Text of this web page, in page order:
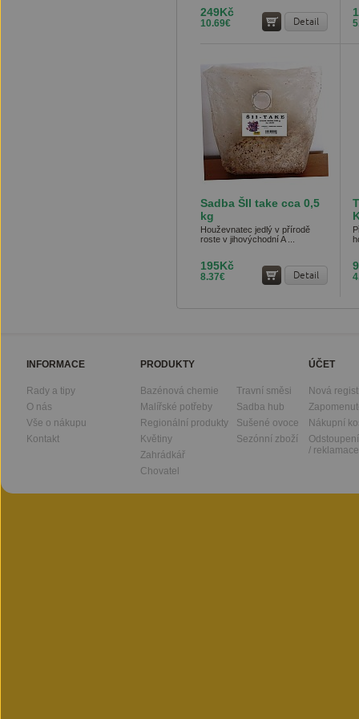
249Kč
10.69€ Detail
Sadba ŠII take cca 0,5
kg
Houževnatec jedlý v přírodě
roste v jihovýchodní A ...
195Kč
8.37€ Detail
INFORMACE PRODUKTY ÚČET
Rady a tipy
O nás
Vše o nákupu
Kontakt
Bazénová chemie
Malířské potřeby
Regionální produkty
Květiny
Zahrádkář
Chovatel
Travní směsi
Sadba hub
Sušené ovoce
Sezónní zboží
Nová
Nákupní
/ reklamace